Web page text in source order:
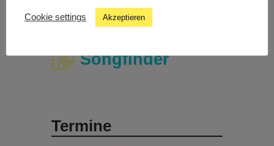
Studiochat
Songfinder
Termine
Cookie settings Akzeptieren